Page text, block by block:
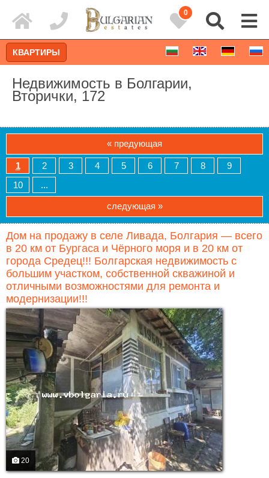
0
Расширенный поиск
КВАРТИРЫ
Недвижимость в Болгарии,
Вторички, 172
« предующая
1 2 3 4 5 6 7 8
9
10
...
следующая »
Дом на продажу в селе Ливада, Болгария — всего
в 20 км от Бургаса и Чёрного моря и в 20 км от
города Средец!!! Болгарская недвижимость с
большим участком, собственной скважиной и
отличными возможностями для ремонта и
модернизации!!!
20